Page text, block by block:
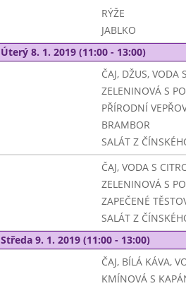
RÝŽE
JABLKO
Úterý 8. 1. 2019 (11:00 - 13:00)
ČAJ, DŽUS, VODA
ZELENINOVÁ S
PŘÍRODNÍ
BRAMBOR
SALÁT Z
ČAJ, VODA S
ZELENINOVÁ S
ZAPEČENÉ
SALÁT Z
Středa 9. 1. 2019 (11:00 - 13:00)
ČAJ, BÍLÁ KÁVA,
KMÍNOVÁ S